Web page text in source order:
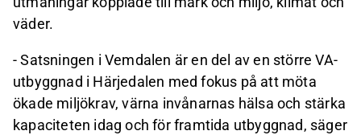
väder.
- Satsningen i Vemdalen är en del av en större VA-
utbyggnad i Härjedalen med fokus på att möta
ökade miljökrav, värna invånarnas hälsa och stärka
kapaciteten idag och för framtida utbyggnad, säger